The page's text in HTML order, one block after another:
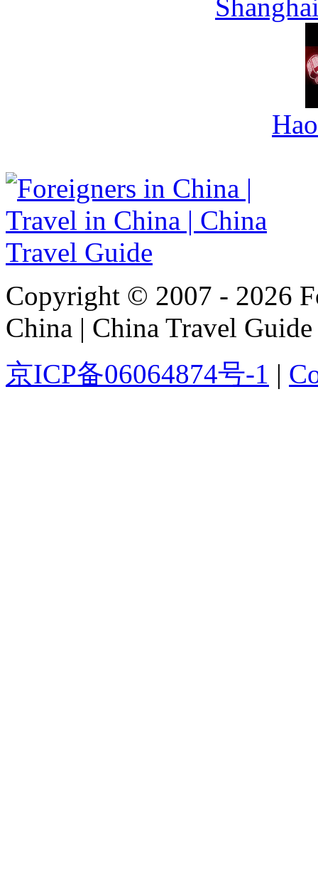
Copyright © 2007 - 2026
China | China Travel Guide
京ICP备06064874号-1 |